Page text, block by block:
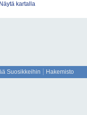
Näytä kartalla
Suosikkeihin Hakemisto